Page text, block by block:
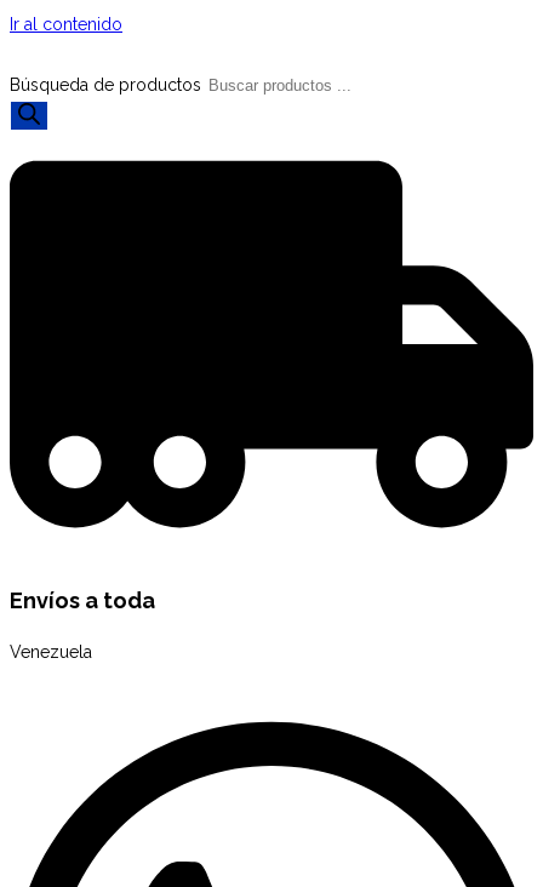
Ir al contenido
Búsqueda de productos
Envíos a toda
Venezuela